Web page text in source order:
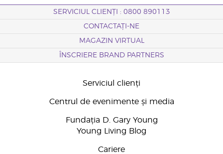
SERVICIUL CLIENȚI : 0800 890113
CONTACTAȚI-NE
MAGAZIN VIRTUAL
ÎNSCRIERE BRAND PARTNERS
Serviciul clienți
Centrul de evenimente și media
Fundația D. Gary Young
Young Living Blog
Cariere